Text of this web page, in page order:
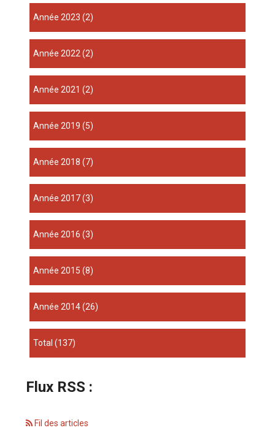
année 2023 (2)
année 2022 (2)
année 2021 (2)
année 2019 (5)
année 2018 (7)
année 2017(3)
année 2016 (3)
année 2015 (8)
année 2014(26)
total(137)
Flux RSS :
Fil des articles